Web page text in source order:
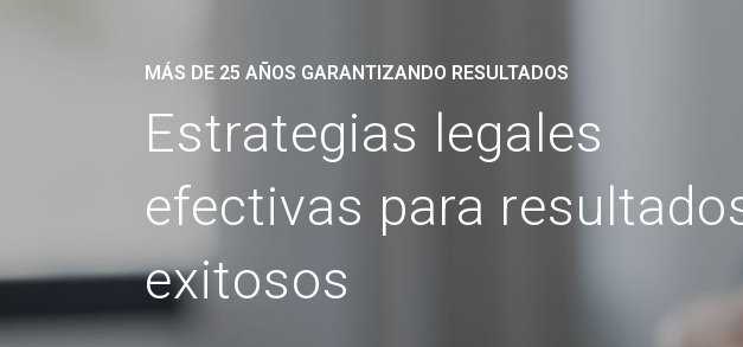
MÁS DE 25 AÑOS GARANTIZANDO RESULTADOS
Estrategias legales
efectivas para
exitosos